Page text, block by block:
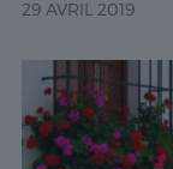
29 AVRIL 2019